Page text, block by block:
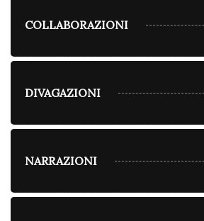
COLLABORAZIONI
DIVAGAZIONI
NARRAZIONI